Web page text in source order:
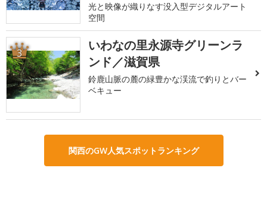
光と映像が織りなす没入型デジタルアート
空間
3
いわなの里永源寺グリーンラ
ンド／滋賀県
鈴鹿山脈の麓の緑豊かな渓流で釣りとバー
ベキュー
関西のGW人気スポットランキング